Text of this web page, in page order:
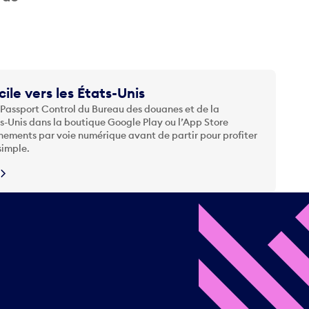
vers les États-Unis
Control du Bureau des douanes et de la
dans la boutique Google Play ou l’App Store
par voie numérique avant de partir pour profiter